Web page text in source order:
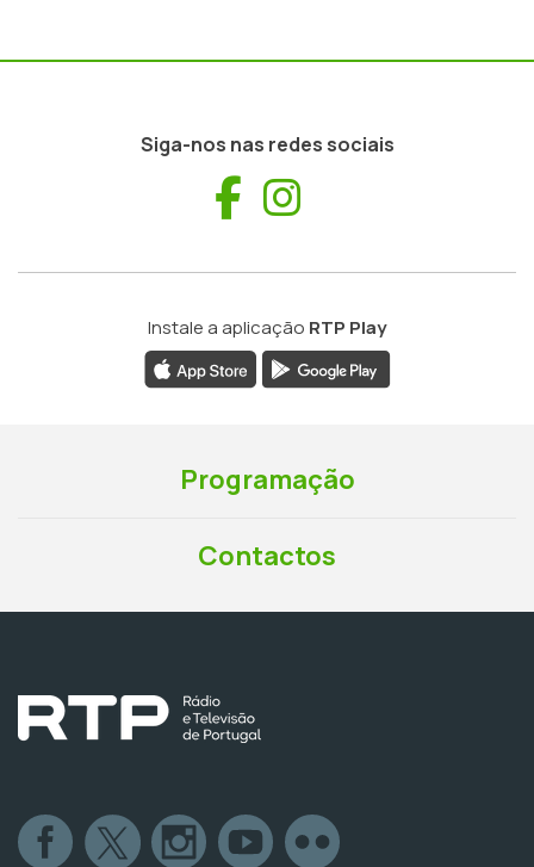
Siga-nos nas redes sociais
Facebook
Instale a aplicação RTP Play
Programação
Contactos